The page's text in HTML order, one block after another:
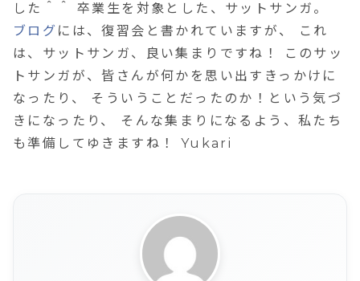
した＾＾ 卒業生を対象とした、サットサンガ。
ブログ には、復習会と書かれていますが、 これ
は、サットサンガ、良い集まりですね！ このサッ
トサンガが、皆さんが何かを思い出すきっかけに
なったり、 そういうことだったのか！という気づ
きになったり、 そんな集まりになるよう、私たち
も準備してゆきますね！ Yukari